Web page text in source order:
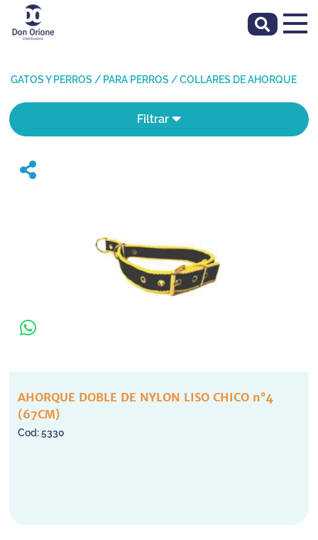
GATOS Y PERROS / PARA PERROS /COLLARES DE AHORQUE
Filtrar
AHORQUE DOBLE DE NYLON LISO CHICO n°4
(67CM)
5330